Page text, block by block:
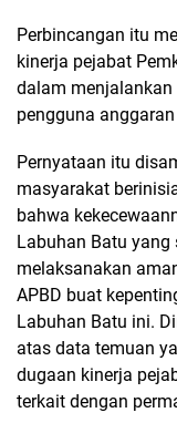
Perbincangan itu
kinerja pejabat
dalam
pengguna
Pernyataan itu
masyarakat
bahwa
Labuhan Batu
melaksanakan
APBD buat
Labuhan Batu ini.
atas data temuan
dugaan kinerja
terkait dengan